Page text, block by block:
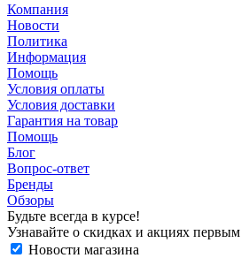
Компания
Новости
Политика
Информация
Помощь
Условия оплаты
Условия доставки
Гарантия на товар
Помощь
Блог
Вопрос-ответ
Бренды
Обзоры
Будьте всегда в курсе!
Узнавайте о скидках и акциях первым
Новости магазина